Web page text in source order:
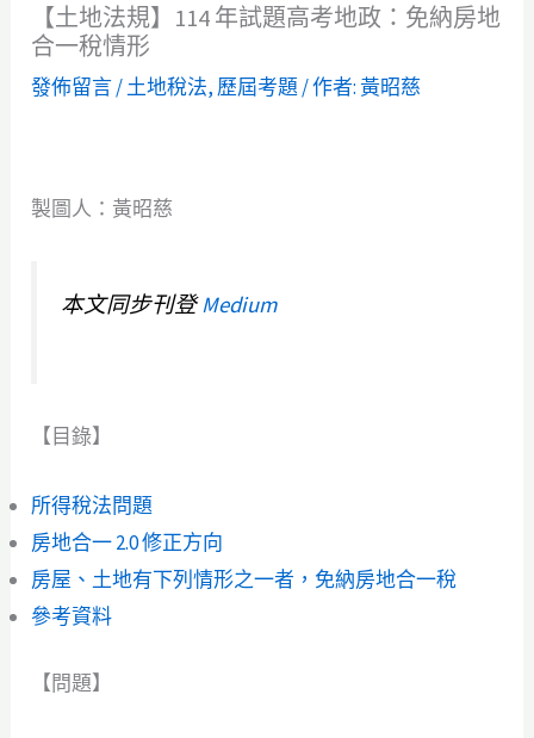
【土地法規】114 年試題高考地政：免納房地
合一稅情形
發佈留言/土地稅法, 歷屆考題 / 作者:黃昭慈
製圖人：黃昭慈
本文同步刊登Medium
【目錄】
所得稅法問題
房地合一 2.0 修正方向
房屋、土地有下列情形之一者，免納房地合一稅
參考資料
【問題】